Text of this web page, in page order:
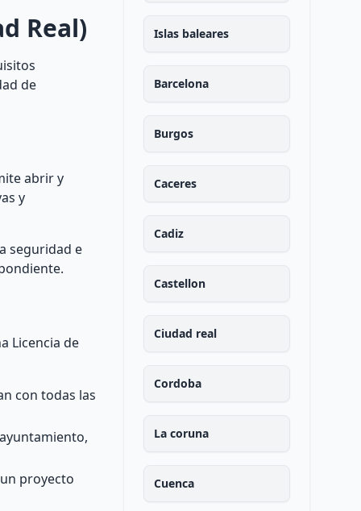
Real)
de
abrir y
y
seguridad e
Licencia de
con todas las
proyecto
Islas baleares
Barcelona
Burgos
Caceres
Cadiz
Castellon
Ciudad real
Cordoba
La coruna
Cuenca